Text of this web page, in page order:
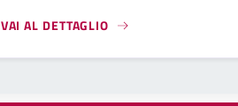
VAI AL DETTAGLIO